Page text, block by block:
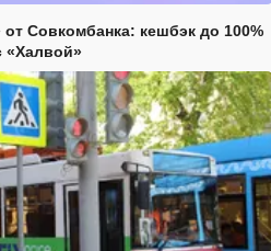
Совкомбанка: кешбэк до 100%
«Халвой»